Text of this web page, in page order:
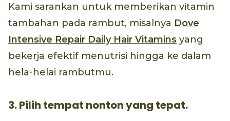
Kami sarankan untuk memberikan vitamin
tambahan pada rambut, misalnya Dove
Intensive Repair Daily Hair Vitamins yang
bekerja efektif menutrisi hingga ke dalam
hela-helai rambutmu.
3. Pilih tempat nonton yang tepat.